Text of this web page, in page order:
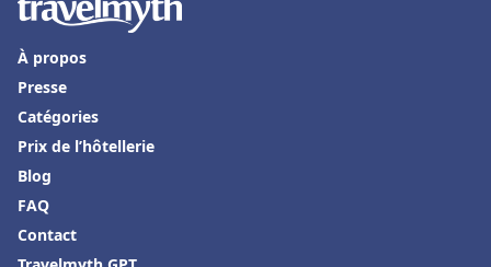
À propos
Presse
Catégories
Prix de l’hôtellerie
Blog
FAQ
Contact